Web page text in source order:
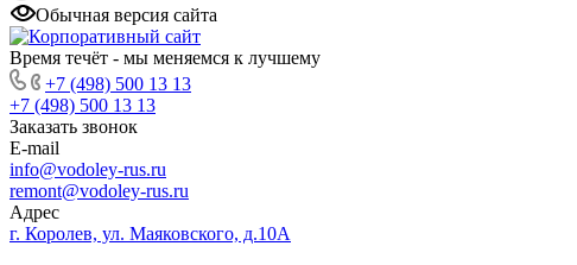
Обычная версия сайта
Время течёт - мы меняемся к лучшему
+7 (498) 500 13 13
+7 (498) 500 13 13
Заказать звонок
E-mail
info@vodoley-rus.ru
remont@vodoley-rus.ru
Адрес
г. Королев, ул. Маяковского, д.10А